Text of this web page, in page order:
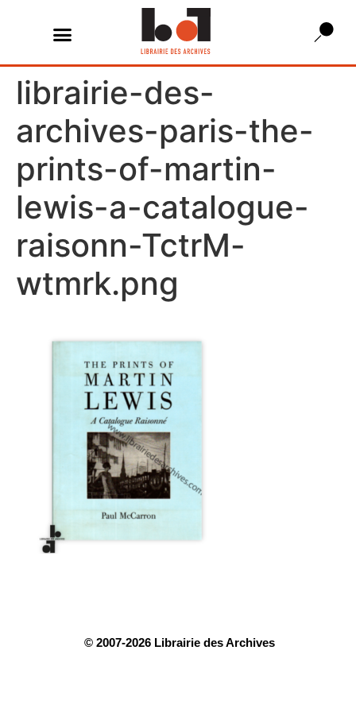
librairie-des-
archives-paris-the-
prints-of-martin-
lewis-a-catalogue-
raisonn-TctrM-
wtmrk.png
© 2007-2026 Librairie des Archives